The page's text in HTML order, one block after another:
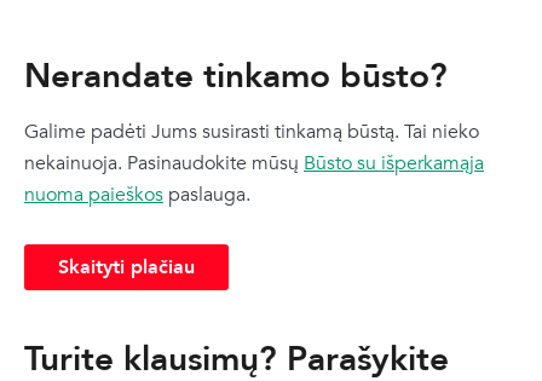
Nerandate tinkamo būsto?
Galime padėti Jums susirasti tinkamą būstą. Tai nieko
nekainuoja. Pasinaudokite mūsų Būsto su išperkamąja
nuoma paieškos paslauga.
Skaityti plačiau
Turite klausimų? Parašykite